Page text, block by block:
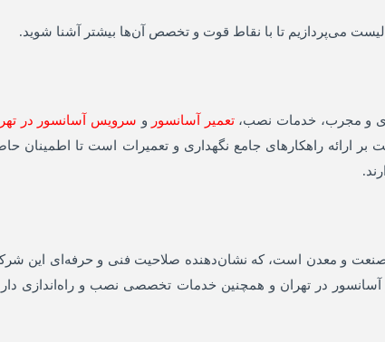
می‌پردازیم تا با نقاط قوت و تخصص آن‌ها بیشتر آشنا شوید.
و مجرب، خدمات نصب،تعمیر آسانسور و سرویس آسانسور در
بر ارائه راهکارهای جامع نگهداری و تعمیرات است تا اطمینان
صنعت و معدن است، که نشان‌دهنده صلاحیت فنی و حرفه‌ای این
در تهران و همچنین خدمات تخصصی نصب و راه‌اندازی